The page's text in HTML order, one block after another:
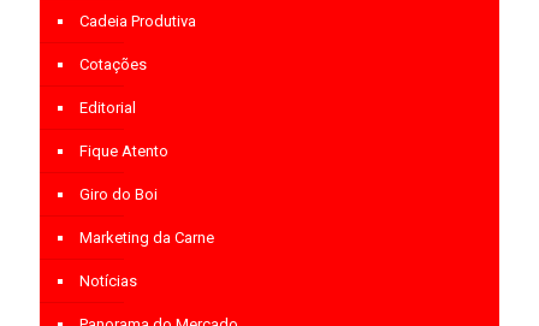
Cadeia Produtiva
Cotações
Editorial
Fique Atento
Giro do Boi
Marketing da Carne
Notícias